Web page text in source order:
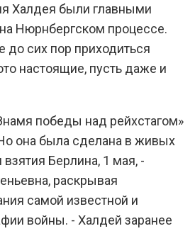
Халдея были главными
Нюрнбергском процессе.
до сих пор приходиться
настоящие, пусть даже и
победы над рейхстагом»
она была сделана в живых
Берлина, 1 мая, -
раскрывая
самой известной и
войны. - Халдей заранее